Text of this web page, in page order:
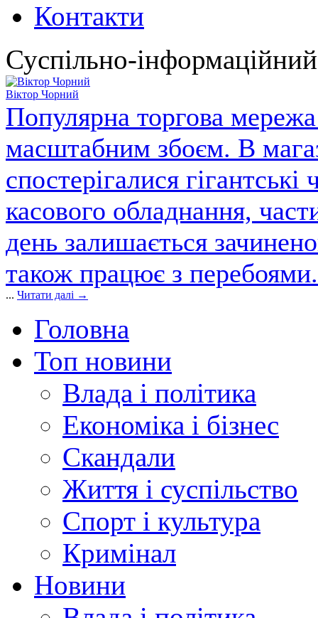
Контакти
Суспільно-
Віктор Чорний
Популярна торгова
масштабним збоєм. В
спостерігалися
касового обладнання,
день залишається
також працює з
... Читати далі →
Головна
Топ новини
Влада і політика
Економіка і бізнес
Скандали
Життя і суспільство
Спорт і культура
Кримінал
Новини